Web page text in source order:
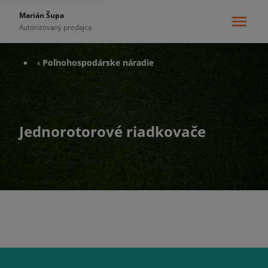
Marián Šupa
Autorizovaný predajca
‹ Poľnohospodárske náradie
Jednorotorové riadkovače